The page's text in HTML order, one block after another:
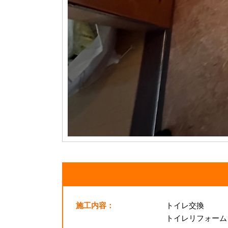
施工内容：
トイレ交換
トイレリフォーム